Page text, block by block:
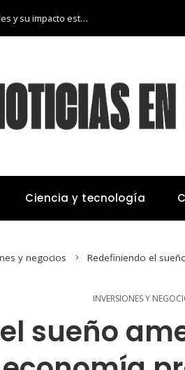
Las 15 donaciones individuales más grandes y su impacto estructural en sistemas educativos y sanitarios
Ciencia y tecnología
y negocios Redefiniendo el
INVERSIONES Y
sueño